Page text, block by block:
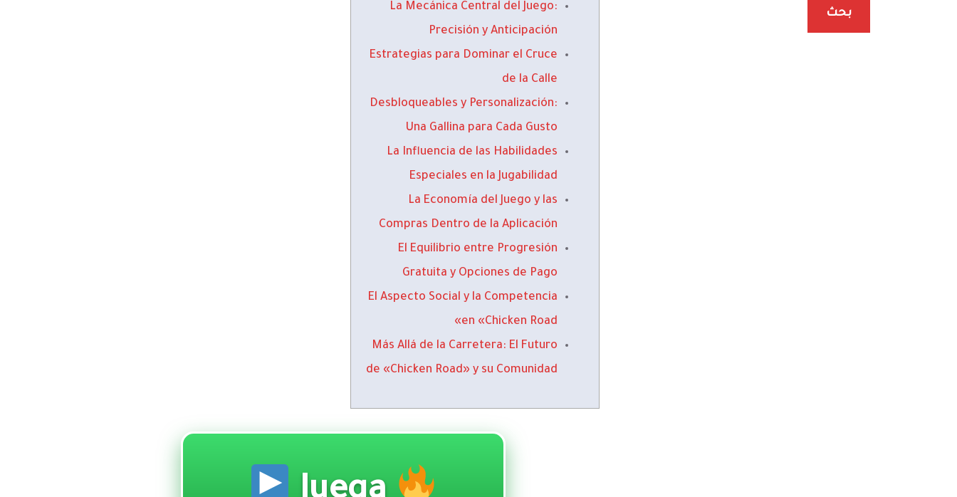
La Mecánica Central del Juego:
Precisión y Anticipación
Estrategias para Dominar el Cruce
de la Calle
Desbloqueables y Personalización:
Una Gallina para Cada Gusto
La Influencia de las Habilidades
Especiales en la Jugabilidad
La Economía del Juego y las
Compras Dentro de la Aplicación
El Equilibrio entre Progresión
Gratuita y Opciones de Pago
El Aspecto Social y la Competencia
en «Chicken Road»
Más Allá de la Carretera: El Futuro
de «Chicken Road» y su Comunidad
بحث